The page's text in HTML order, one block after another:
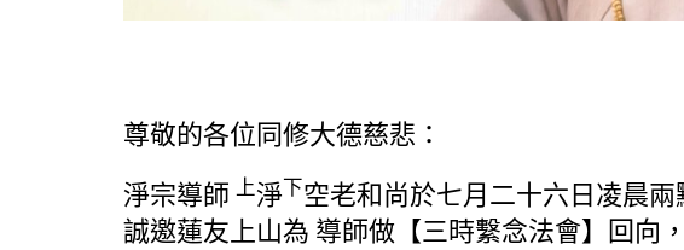
尊敬的各位同修大德慈悲：
淨宗導師 上淨下空老和尚於七月二十六日凌晨
誠邀蓮友上山為 導師做【三時繫念法會】回向